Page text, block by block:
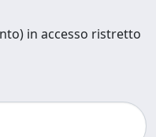
in accesso ristretto